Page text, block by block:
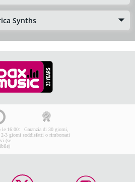
Synths
le 16:00:
2-3 giorni
(se
Garanzia di 30 giorni,
soddisfatti o rimborsati